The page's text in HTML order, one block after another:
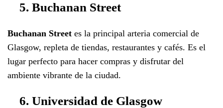
5. Buchanan Street
Buchanan Street es la principal arteria comercial de
Glasgow, repleta de tiendas, restaurantes y cafés. Es el
lugar perfecto para hacer compras y disfrutar del
ambiente vibrante de la ciudad.
6. Universidad de Glasgow